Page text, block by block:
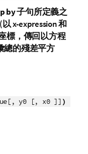
by子句所定義之
以x-expression和
標，傳回以方程
總的殘差平方
y0 [, x0 ]] )